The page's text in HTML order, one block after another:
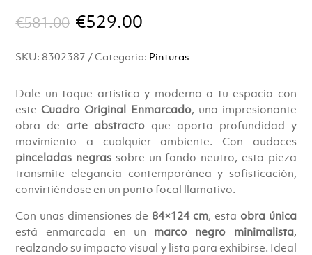
€581.00 El
precio
original
era:
€581.00.
€529.00
precio
es:
€529.00.
SKU: 8302387 Categoría: Pinturas
Dale un toque artístico y moderno a tu espacio con
este Cuadro Original Enmarcado, una impresionante
obra de arte abstracto que aporta profundidad y
movimiento a cualquier ambiente. Con audaces
pinceladas negras sobre un fondo neutro, esta pieza
transmite elegancia contemporánea y sofisticación,
convirtiéndose en un punto focal llamativo.
Con unas dimensiones de 84×124 cm, esta obra única
está enmarcada en un marco negro minimalista,
realzando su impacto visual y lista para exhibirse. Ideal